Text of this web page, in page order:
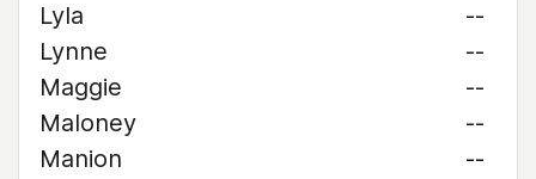
Lyla
--
Lynne
--
Maggie
--
Maloney
--
Manion
--